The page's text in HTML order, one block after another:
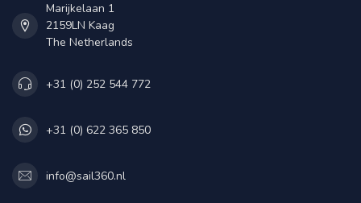
Marijkelaan 1
2159LN Kaag
The Netherlands
+31 (0) 252 544 772
+31 (0) 622 365 850
info@sail360.nl